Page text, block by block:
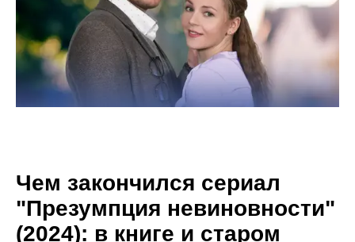
Чем закончился сериал
"Презумпция невиновности"
(2024): в книге и старом